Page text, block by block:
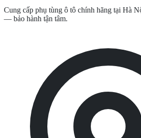
Cung cấp phụ tùng ô tô chính hãng tại Hà
— bảo hành tận tâm.